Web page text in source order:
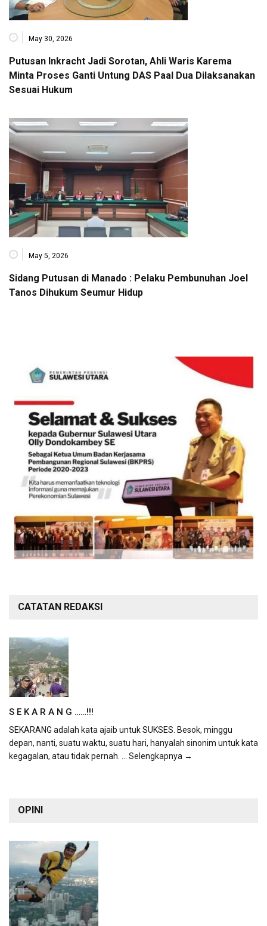
May 30, 2026
Putusan Inkracht Jadi Sorotan, Ahli Waris Karema
Minta Proses Ganti Untung DAS Paal Dua Dilaksanakan
Sesuai Hukum
May 5, 2026
Sidang Putusan di Manado : Pelaku Pembunuhan Joel
Tanos Dihukum Seumur Hidup
CATATAN REDAKSI
S E K A R A N G ……!!!
SEKARANG adalah kata ajaib untuk SUKSES. Besok, minggu
depan, nanti, suatu waktu, suatu hari, hanyalah sinonim untuk kata
kegagalan, atau tidak pernah.
... Selengkapnya →
OPINI